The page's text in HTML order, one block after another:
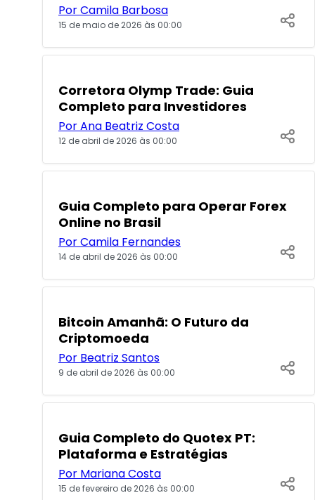
Por Camila Barbosa
15 de maio de 2026 às 00:00
Corretora Olymp Trade: Guia
Completo para Investidores
Por Ana Beatriz Costa
12 de abril de 2026 às 00:00
Guia Completo para Operar Forex
Online no Brasil
Por Camila Fernandes
14 de abril de 2026 às 00:00
Bitcoin Amanhã: O Futuro da
Criptomoeda
Por Beatriz Santos
9 de abril de 2026 às 00:00
TOPO
Guia Completo do Quotex PT:
Plataforma e Estratégias
Por Mariana Costa
15 de fevereiro de 2026 às 00:00